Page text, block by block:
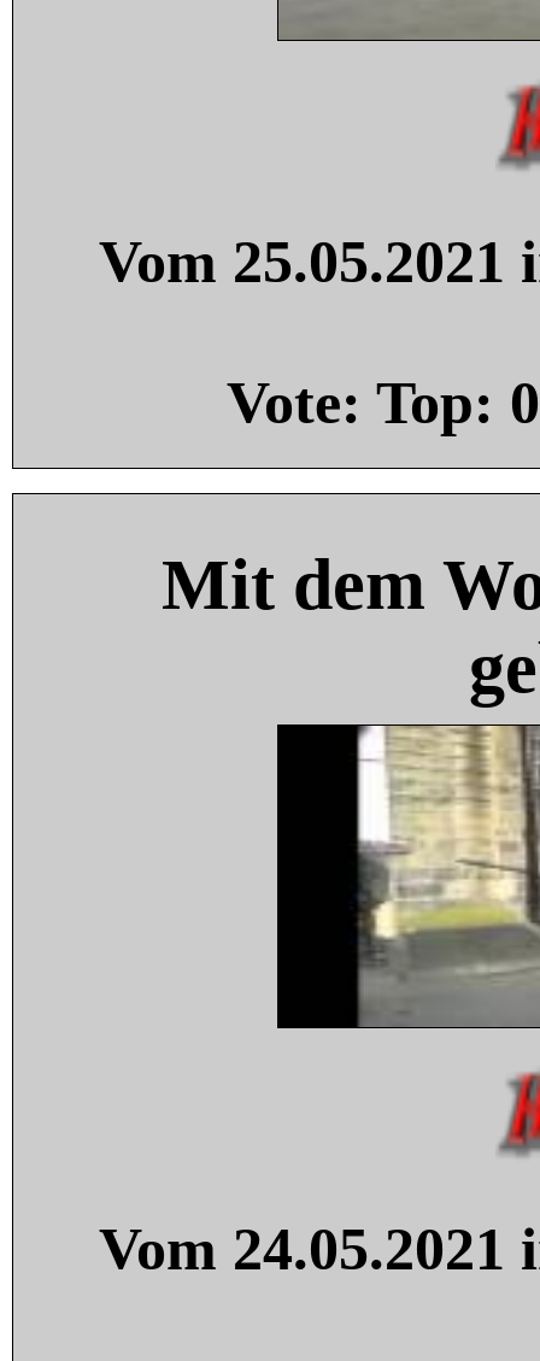
Vom
Vote: Top: 0
Mit dem
Vom